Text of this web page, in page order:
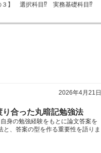
３】 選択科目⁉ 実務基礎科目⁉
2026年4月21日
合った丸暗記勉強法
身の勉強経験をもとに論文答案を
、答案の型を作る重要性を語りま